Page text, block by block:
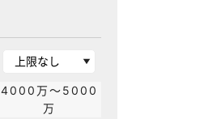
4000万～5000
万